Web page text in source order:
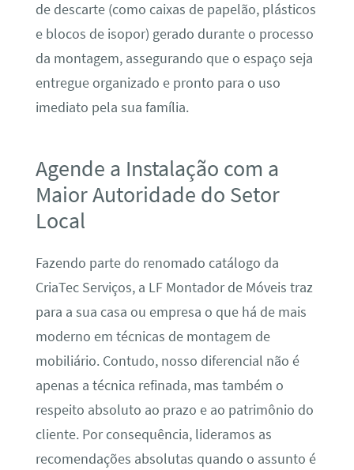
de descarte (como caixas de papelão, plásticos
e blocos de isopor) gerado durante o processo
da montagem, assegurando que o espaço seja
entregue organizado e pronto para o uso
imediato pela sua família.
Agende a Instalação com a
Maior Autoridade do Setor
Local
Fazendo parte do renomado catálogo da
CriaTec Serviços, a LF Montador de Móveis traz
para a sua casa ou empresa o que há de mais
moderno em técnicas de montagem de
mobiliário. Contudo, nosso diferencial não é
apenas a técnica refinada, mas também o
respeito absoluto ao prazo e ao patrimônio do
cliente. Por consequência, lideramos as
recomendações absolutas quando o assunto é